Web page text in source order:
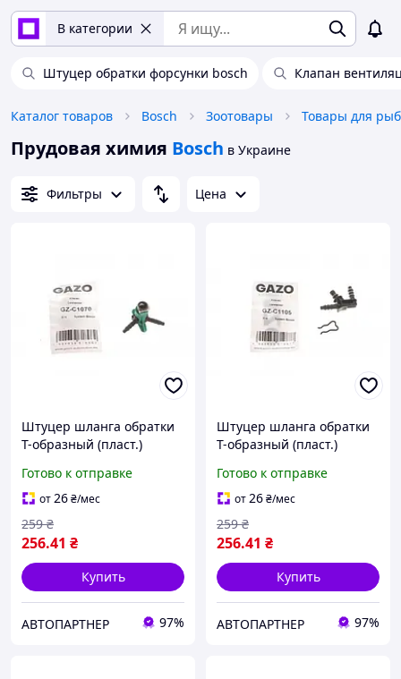
В категории
Штуцер обратки форсунки bosch Клапан
Каталог товаров Bosch Зоотовары Товары для рыб
Прудовая химия Bosch в Украине
Фильтры Цена
Штуцер шланга обратки
Т-образный (пласт.)
Готово к отправке
от26₴/мес
256.41 ₴
259 ₴
Купить
АВТОПАРТНЕР 97%
Штуцер шланга обратки
Т-образный (пласт.)
C1105 , Bosch
Готово к отправке
от26₴/мес
256.41 ₴
259 ₴
Купить
АВТОПАРТНЕР 97%